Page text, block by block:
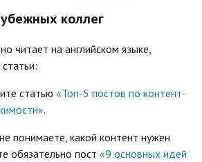
коллег
читает на английском языке,
статью «Топ-5 постов по контент-
.
понимаете, какой контент нужен
обязательно пост «9 основных идей